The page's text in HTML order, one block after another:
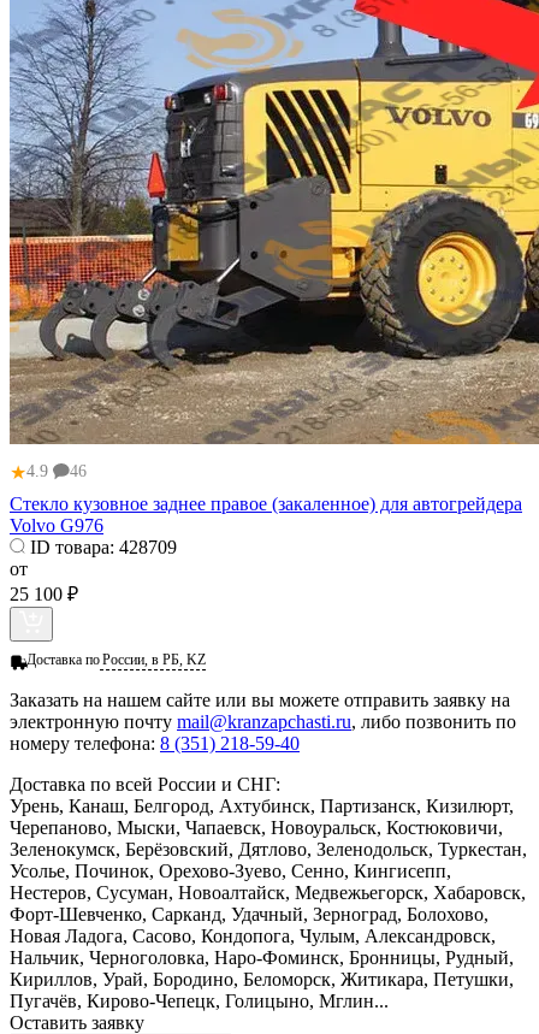
★4.9 46
Стекло кузовное заднее правое (закаленное) для автогрейдера
Volvo G976
ID товара: 428709
от
25 100 ₽
Доставка поРоссии, в РБ, KZ
Заказать на нашем сайте или вы можете отправить заявку на
электронную почту mail@kranzapchasti.ru, либо позвонить по
номеру телефона: 8 (351) 218-59-40
Доставка по всей России и СНГ:
Урень, Канаш, Белгород, Ахтубинск, Партизанск, Кизилюрт,
Черепаново, Мыски, Чапаевск, Новоуральск, Костюковичи,
Зеленокумск, Берёзовский, Дятлово, Зеленодольск, Туркестан,
Усолье, Починок, Орехово-Зуево, Сенно, Кингисепп,
Нестеров, Сусуман, Новоалтайск, Медвежьегорск, Хабаровск,
Форт-Шевченко, Сарканд, Удачный, Зерноград, Болохово,
Новая Ладога, Сасово, Кондопога, Чулым, Александровск,
Нальчик, Черноголовка, Наро-Фоминск, Бронницы, Рудный,
Кириллов, Урай, Бородино, Беломорск, Житикара, Петушки,
Пугачёв, Кирово-Чепецк, Голицыно, Мглин...
Оставить заявку